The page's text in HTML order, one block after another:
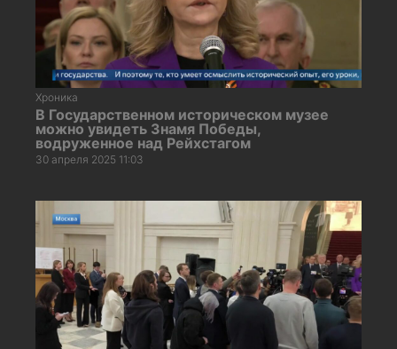
Хроника
В Государственном историческом музее
можно увидеть Знамя Победы,
водруженное над Рейхстагом
30 апреля 2025 11:03